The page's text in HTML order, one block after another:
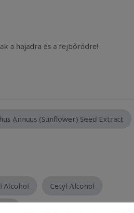
a hajadra és a fejbőrödre!
Annuus (Sunflower) Seed Extract
Alcohol Cetyl Alcohol